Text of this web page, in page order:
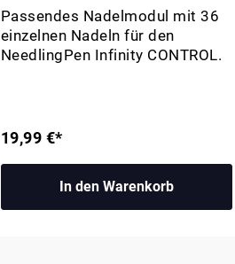
Passendes Nadelmodul mit 36
einzelnen Nadeln für den
NeedlingPen Infinity CONTROL.
19,99 €*
In den Warenkorb